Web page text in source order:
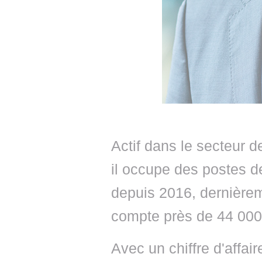
Actif dans le secteur
il occupe des postes
depuis 2016,
compte près de 44
Avec un chiffre